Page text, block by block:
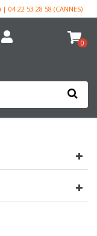
04 22 53 28 58 (CANNES)
0